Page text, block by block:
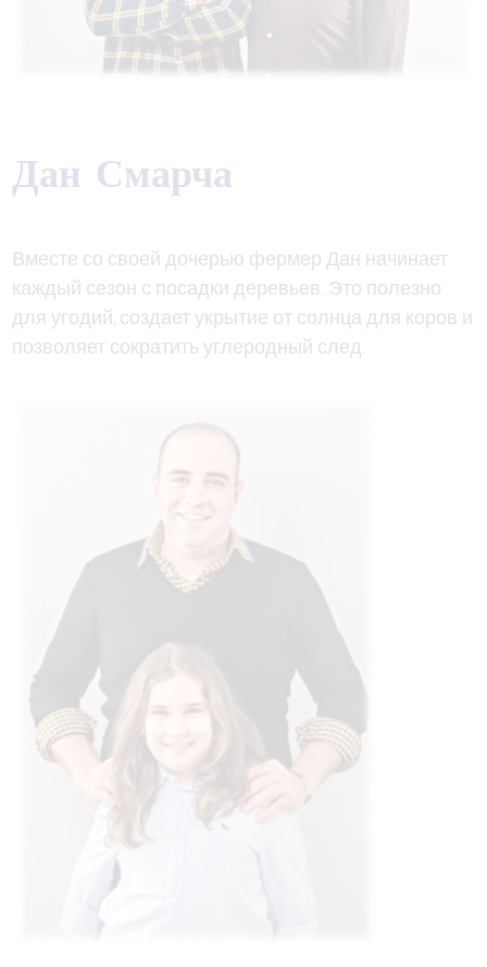
Дан Смарча
Вместе со своей дочерью фермер Дан начинает
каждый сезон с посадки деревьев. Это полезно
для угодий, создает укрытие от солнца для коров и
позволяет сократить углеродный след.